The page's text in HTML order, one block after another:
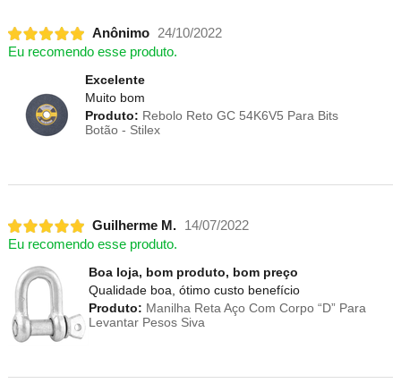
Anônimo 24/10/2022
Eu recomendo esse produto.
Excelente
Muito bom
Produto: Rebolo Reto GC 54K6V5 Para Bits
Botão - Stilex
Guilherme M.
14/07/2022
Eu recomendo esse produto.
Boa loja, bom produto, bom preço
Qualidade boa, ótimo custo benefício
Produto: Manilha Reta Aço Com Corpo “D” Para
Levantar Pesos Siva